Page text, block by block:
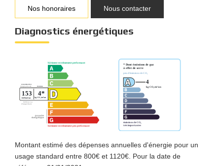
Nos honoraires Nous contacter
Diagnostics énergétiques
Montant estimé des dépenses annuelles d'énergie pour un
usage standard entre 800€ et 1120€. Pour la date de